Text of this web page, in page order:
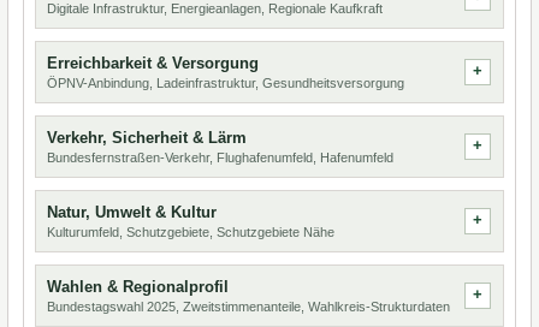
Digitale Infrastruktur, Energieanlagen, Regionale Kaufkraft
Erreichbarkeit & Versorgung
ÖPNV-Anbindung, Ladeinfrastruktur, Gesundheitsversorgung
Verkehr, Sicherheit & Lärm
Bundesfernstraßen-Verkehr, Flughafenumfeld, Hafenumfeld
Natur, Umwelt & Kultur
Kulturumfeld, Schutzgebiete, Schutzgebiete Nähe
Wahlen & Regionalprofil
Bundestagswahl 2025, Zweitstimmenanteile, Wahlkreis-Strukturdaten